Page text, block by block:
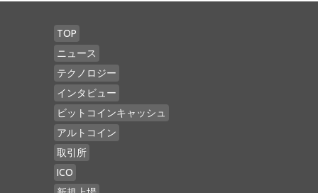
TOP
ニュース
テクノロジー
インタビュー
ビットコインキャッシュ
アルトコイン
取引所
ICO